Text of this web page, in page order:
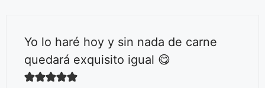
Yo lo haré hoy y sin nada de carne
quedará exquisito igual 😋